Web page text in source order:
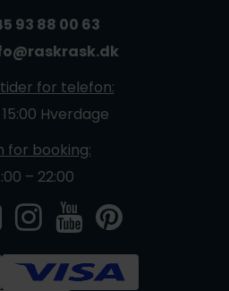
93 88 00 63
for telefon:
Hverdage
for booking:
– 22:00